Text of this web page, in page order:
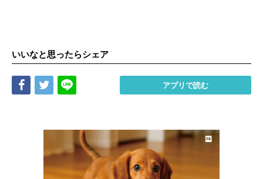
いいなと思ったらシェア
Share Tweet アプリで読む